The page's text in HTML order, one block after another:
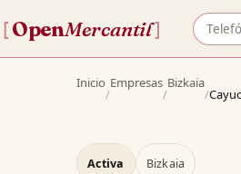
[ OpenMercantil]
Inicio
/
Empresas
/
Bizkaia
/
Activa Bizkaia